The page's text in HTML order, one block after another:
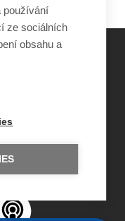
Sirius
používání
ze sociálních
obsahu a